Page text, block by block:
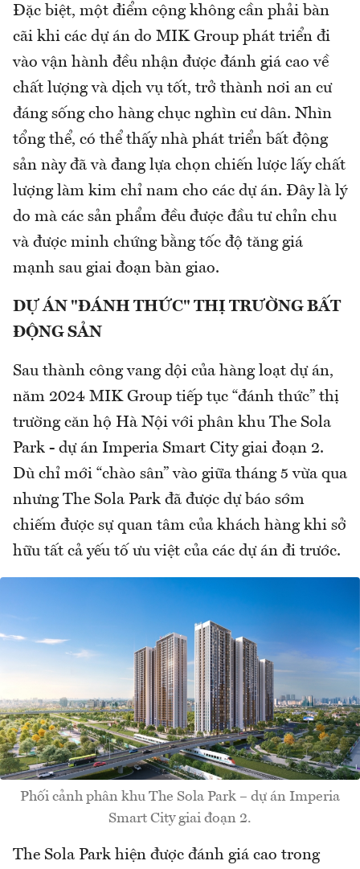
Đặc biệt, một điểm cộng không cần phải bàn
cãi khi các dự án do MIK Group phát triển đi
vào vận hành đều nhận được đánh giá cao về
chất lượng và dịch vụ tốt, trở thành nơi an cư
đáng sống cho hàng chục nghìn cư dân. Nhìn
tổng thể, có thể thấy nhà phát triển bất động
sản này đã và đang lựa chọn chiến lược lấy chất
lượng làm kim chỉ nam cho các dự án. Đây là lý
do mà các sản phẩm đều được đầu tư chỉn chu
và được minh chứng bằng tốc độ tăng giá
mạnh sau giai đoạn bàn giao.
DỰ ÁN "ĐÁNH THỨC" THỊ TRƯỜNG BẤT
ĐỘNG SẢN
Sau thành công vang dội của hàng loạt dự án,
năm 2024 MIK Group tiếp tục “đánh thức” thị
trường căn hộ Hà Nội với phân khu The Sola
Park - dự án Imperia Smart City giai đoạn 2.
Dù chỉ mới “chào sân” vào giữa tháng 5 vừa qua
nhưng The Sola Park đã được dự báo sớm
chiếm được sự quan tâm của khách hàng khi sở
hữu tất cả yếu tố ưu việt của các dự án đi trước.
Phối cảnh phân khu The Sola Park – dự án Imperia
Smart City giai đoạn 2.
The Sola Park hiện được đánh giá cao trong